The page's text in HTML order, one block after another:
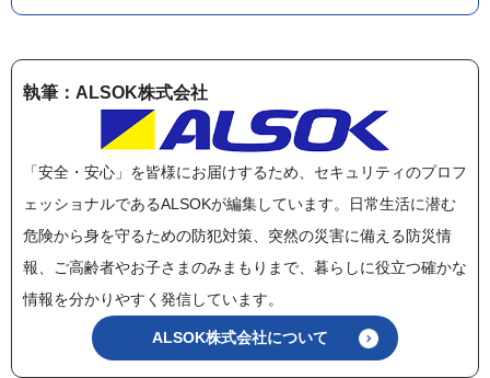
執筆：ALSOK株式会社
「安全・安心」を皆様にお届けするため、セキュリティのプロフ
ェッショナルであるALSOKが編集しています。日常生活に潜む
危険から身を守るための防犯対策、突然の災害に備える防災情
報、ご高齢者やお子さまのみまもりまで、暮らしに役立つ確かな
情報を分かりやすく発信しています。
ALSOK株式会社について